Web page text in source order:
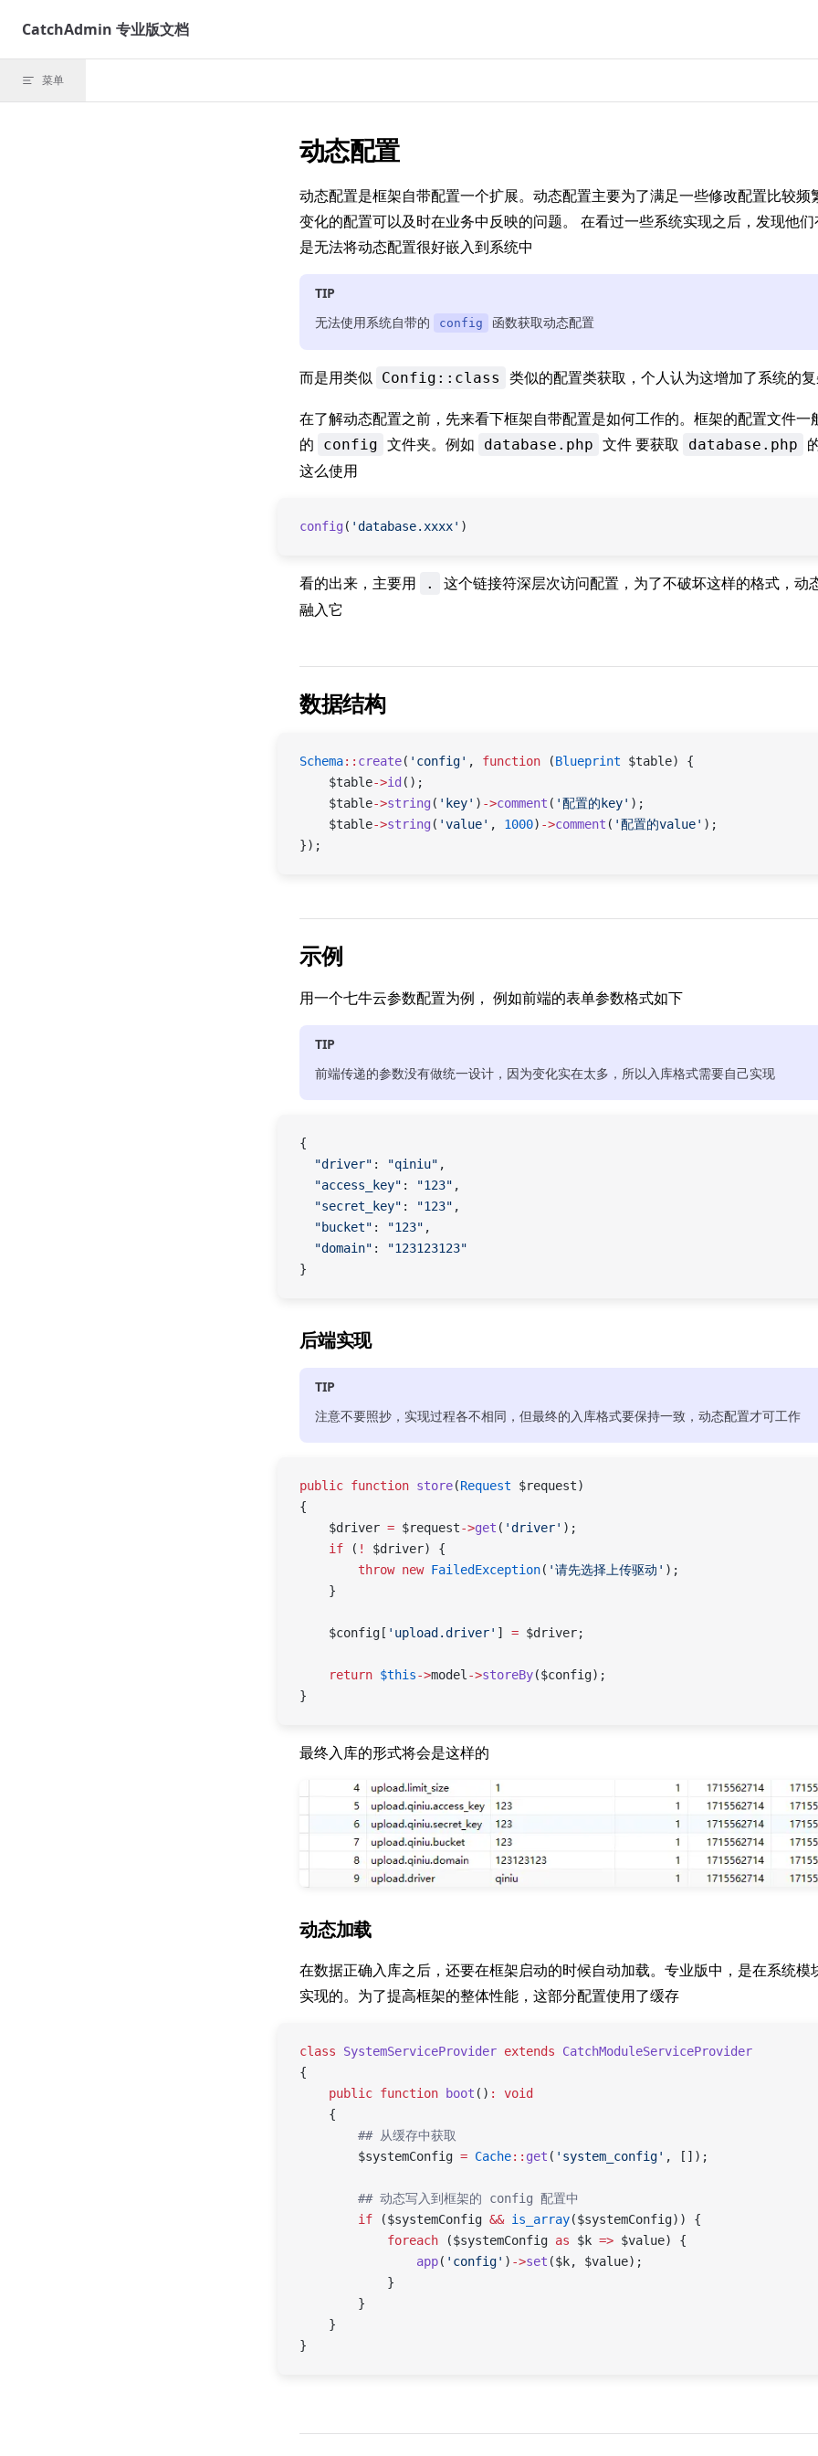
Skip to content
CatchAdmin 专业版文档
菜单
动态配置
动态配置是框架自带配置一个扩展。动态配置主要为了满足一些修改配置比较频
变化的配置可以及时在业务中反映的问题。 在看过一些系统实现之后，发现他
是无法将动态配置很好嵌入到系统中
TIP
无法使用系统自带的
config 函数获取动态配置
而是用类似 Config::class 类似的配置类获取，个人认为这增加了系统的
在了解动态配置之前，先来看下框架自带配置是如何工作的。框架的配置文件一
的
config 文件夹。例如 database.php 文件 要获取 database.php
这么使用
config ( 'database.xxxx' )
看的出来，主要用 .
这个链接符深层次访问配置，为了不破坏这样的格式，动
融入它
数据结构
Schema:: create( 'config' , function (Blueprint $table) {
    $table
->id ();
    $table
->string ( 'key' ) ->comment ( '配置的key' );
    $table
->string ( 'value' , 1000) ->comment ( '配置的value' );
});
示例
用一个七牛云参数配置为例， 例如前端的表单参数格式如下
TIP
前端传递的参数没有做统一设计，因为变化实在太多，所以入库格式需要自己实现
{
  "driver"
: "qiniu" ,
  "access_key"
: "123" ,
  "secret_key"
: "123" ,
  "bucket"
: "123" ,
  "domain"
:
"123123123"
}
后端实现
TIP
注意不要照抄，实现过程各不相同，但最终的入库格式要保持一致，动态配置才可工作
public function store(Request $request)
{
    $driver
= $request->get ( 'driver' );
    if
( !
$driver) {
        throw
new FailedException( '请先选择上传驱动' );
    }
    $config[
'upload.driver' ] = $driver;
    return
$this->model ->storeBy($config);
}
最终入库的形式将会是这样的
动态加载
在数据正确入库之后，还要在框架启动的时候自动加载。专业版中，是在系统模
实现的。为了提高框架的整体性能，这部分配置使用了缓存
class SystemServiceProvider extends CatchModuleServiceProvider
{
    public
function boot () :
void
    {
        ## 从缓存中获取
        $systemConfig
= Cache:: get ( 'system_config' , []);
        ## 动态写入到框架的 config 配置中
        if
($systemConfig && is_array($systemConfig)) {
            foreach
($systemConfig as $k => $value) {
                app
( 'config' ) ->set ($k, $value);
            }
        }
    }
}